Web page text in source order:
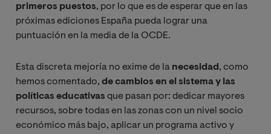
primeros puestos, por lo que es de esperar que en las
próximas ediciones España pueda lograr una
puntuación en la media de la OCDE.
Esta discreta mejoría no exime de la necesidad , como
hemos comentado, de cambios en el sistema y las
políticas educativas que pasan por: dedicar mayores
recursos, sobre todas en las zonas con un nivel socio
económico más bajo, aplicar un programa activo y